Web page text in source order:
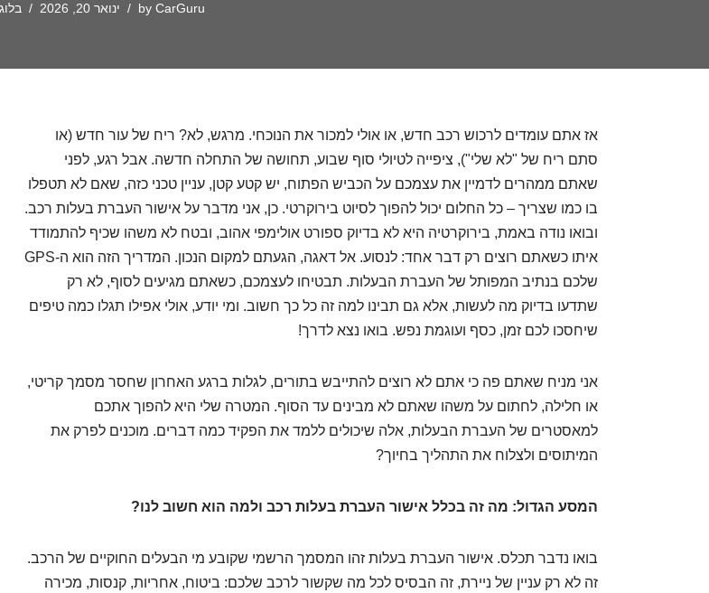
by CarGuru ינואר 20, 2026 בלוג
אז אתם עומדים לרכוש רכב חדש, או אולי למכור את הנוכחי. מרגש, לא? ריח של עור חדש (או
סתם ריח של "לא שלי"), ציפייה לטיולי סוף שבוע, תחושה של התחלה חדשה. אבל רגע, לפני
שאתם ממהרים לדמיין את עצמכם על הכביש הפתוח, יש קטע קטן, עניין טכני כזה, שאם לא תטפלו
בו כמו שצריך – כל החלום יכול להפוך לסיוט בירוקרטי. כן, אני מדבר על אישור העברת בעלות רכב.
ובואו נודה באמת, בירוקרטיה היא לא בדיוק ספורט אולימפי אהוב, ובטח לא משהו שכיף להתמודד
איתו כשאתם רוצים רק דבר אחד: לנסוע. אל דאגה, הגעתם למקום הנכון. המדריך הזה הוא ה-GPS
שלכם בנתיב המפותל של העברת הבעלות. תבטיחו לעצמכם, כשאתם מגיעים לסוף, לא רק
שתדעו בדיוק מה לעשות, אלא גם תבינו למה זה כל כך חשוב. ומי יודע, אולי אפילו תגלו כמה טיפים
שיחסכו לכם זמן, כסף ועוגמת נפש. בואו נצא לדרך!
אני מניח שאתם פה כי אתם לא רוצים להתייבש בתורים, לגלות ברגע האחרון שחסר מסמך קריטי,
או חלילה, לחתום על משהו שאתם לא מבינים עד הסוף. המטרה שלי היא להפוך אתכם
למאסטרים של העברת הבעלות, אלה שיכולים ללמד את הפקיד כמה דברים. מוכנים לפרק את
המיתוסים ולצלוח את התהליך בחיוך?
המסע הגדול: מה זה בכלל אישור העברת בעלות רכב ולמה הוא חשוב לנו?
בואו נדבר תכלס. אישור העברת בעלות זהו המסמך הרשמי שקובע מי הבעלים החוקיים של הרכב.
זה לא רק עניין של ניירת, זה הבסיס לכל מה שקשור לרכב שלכם: ביטוח, אחריות, קנסות, מכירה